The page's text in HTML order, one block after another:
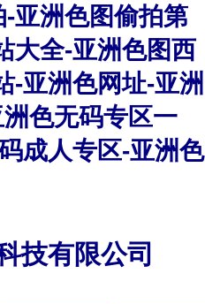
亚洲色图偷拍第
大全-亚洲色图西
-亚洲色网址-亚洲
色无码专区一
成人专区-亚洲色
技有限公司